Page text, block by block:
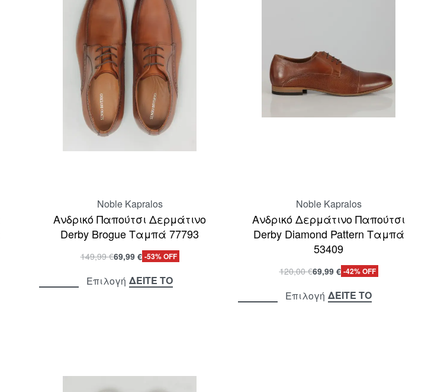
Noble Kapralos
Ανδρικό Παπούτσι Δερμάτινο
Derby Brogue Ταμπά 77793
149,99€69,99 € -53% OFF
Επιλογή ΔΕΙΤΕ ΤΟ
Noble Kapralos
Ανδρικό Δερμάτινο Παπούτσι
Derby Diamond Pattern Ταμπά
53409
120,00€69,99 € -42% OFF
Επιλογή ΔΕΙΤΕ ΤΟ